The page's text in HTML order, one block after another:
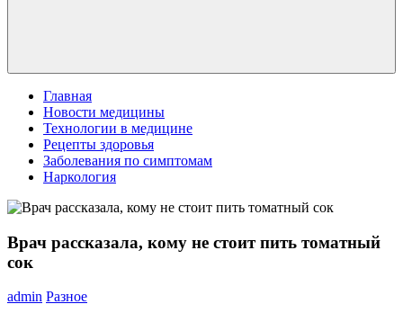
Главная
Новости медицины
Технологии в медицине
Рецепты здоровья
Заболевания по симптомам
Наркология
Врач рассказала, кому не стоит пить томатный
сок
admin Разное